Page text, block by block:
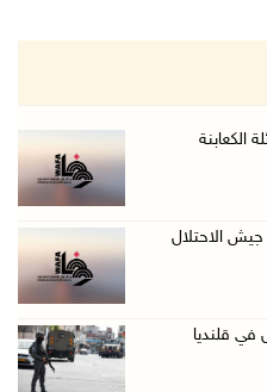
من الزفا ...
الاحتلا ...
صبيح من قرية ...
أرض لصالح مد ...
ويطلع على اح ...
الكعابنة
الاحتلال
في قلنديا